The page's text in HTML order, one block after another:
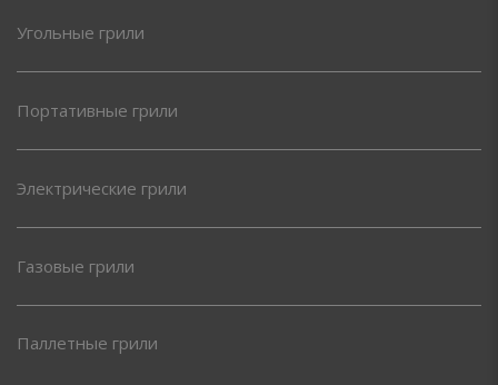
Угольные грили
Портативные грили
Электрические грили
Газовые грили
Паллетные грили